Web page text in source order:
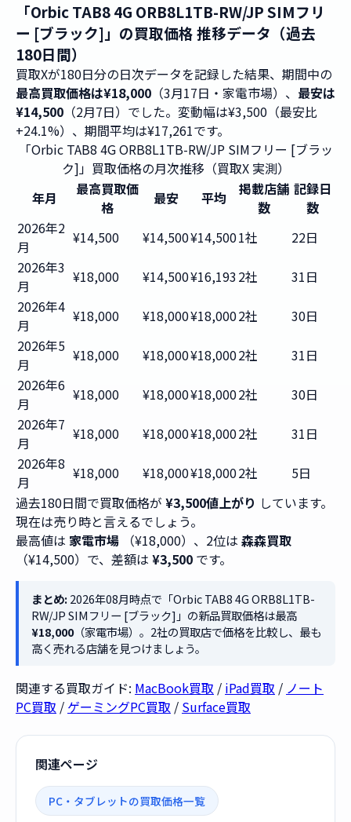
「Orbic TAB8 4G ORB8L1TB-RW/JP SIMフリ
ー [ブラック]」の買取価格 推移データ（過去
180日間）
買取Xが180日分の日次データを記録した結果、期間中の
最高買取価格は¥18,000 （3月17日・家電市場）、 最安は
¥14,500 （2月7日）でした。変動幅は¥3,500（最安比
+24.1%）、期間平均は¥17,261です。
「Orbic TAB8 4G ORB8L1TB-RW/JP SIMフリー [ブラッ
ク]」買取価格の月次推移（買取X 実測）
年月
最高買取価
格
最安 平均
掲載店舗
数
記録日
数
2026年2
月
¥14,500 ¥14,500¥14,5001社
22日
2026年3
月
¥18,000 ¥14,500¥16,1932社
31日
2026年4
月
¥18,000 ¥18,000¥18,0002社
30日
2026年5
月
¥18,000 ¥18,000¥18,0002社
31日
2026年6
月
¥18,000 ¥18,000¥18,0002社
30日
2026年7
月
¥18,000 ¥18,000¥18,0002社
31日
2026年8
月
¥18,000 ¥18,000¥18,0002社
5日
過去180日間で買取価格が ¥3,500値上がり しています。
現在は売り時と言えるでしょう。
最高値は 家電市場 （¥18,000）、2位は 森森買取
（¥14,500）で、差額は ¥3,500 です。
まとめ:2026年08月時点で「Orbic TAB8 4G ORB8L1TB-
RW/JP SIMフリー [ブラック]」の新品買取価格は最高
¥18,000（家電市場）。2社の買取店で価格を比較し、最も
高く売れる店舗を見つけましょう。
関連する買取ガイド: MacBook買取 / iPad買取 / ノート
PC買取 / ゲーミングPC買取 / Surface買取
関連ページ
PC・タブレットの買取価格一覧